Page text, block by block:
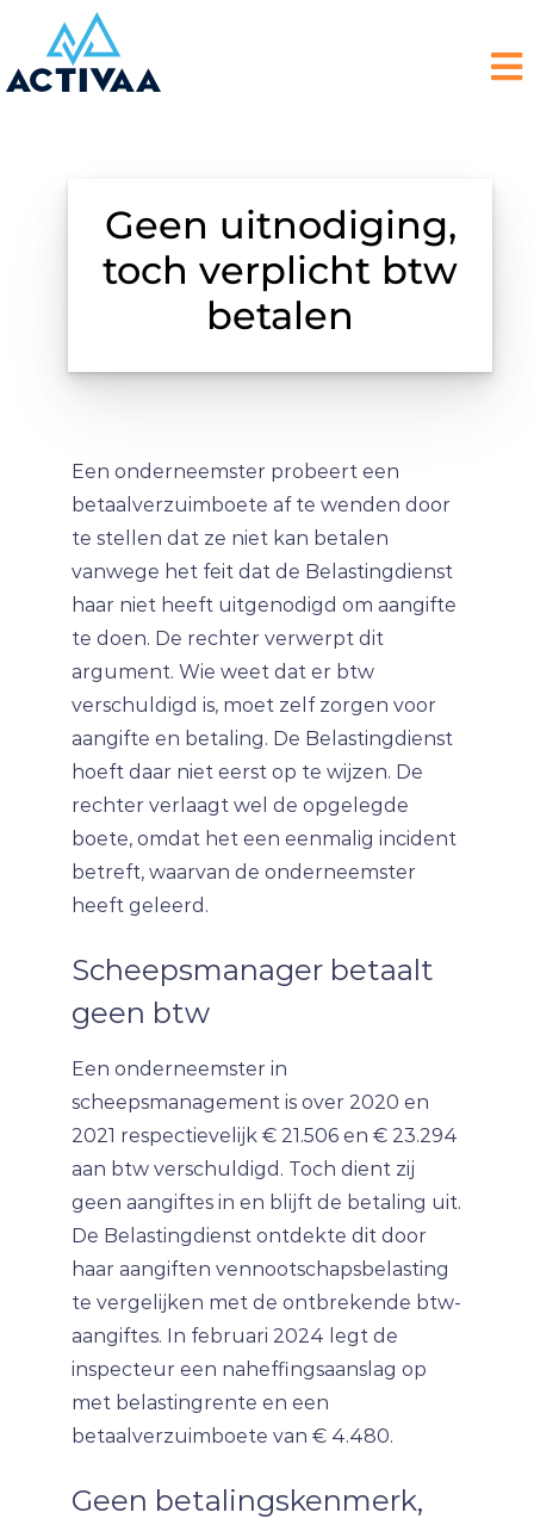
Geen uitnodiging,
toch verplicht btw
betalen
Een onderneemster probeert een
betaalverzuimboete af te wenden door
te stellen dat ze niet kan betalen
vanwege het feit dat de Belastingdienst
haar niet heeft uitgenodigd om aangifte
te doen. De rechter verwerpt dit
argument. Wie weet dat er btw
verschuldigd is, moet zelf zorgen voor
aangifte en betaling. De Belastingdienst
hoeft daar niet eerst op te wijzen. De
rechter verlaagt wel de opgelegde
boete, omdat het een eenmalig incident
betreft, waarvan de onderneemster
heeft geleerd.
Scheepsmanager betaalt
geen btw
Een onderneemster in
scheepsmanagement is over 2020 en
2021 respectievelijk € 21.506 en € 23.294
aan btw verschuldigd. Toch dient zij
geen aangiftes in en blijft de betaling uit.
De Belastingdienst ontdekte dit door
haar aangiften vennootschapsbelasting
te vergelijken met de ontbrekende btw-
aangiftes. In februari 2024 legt de
inspecteur een naheffingsaanslag op
met belastingrente en een
betaalverzuimboete van € 4.480.
Geen betalingskenmerk,